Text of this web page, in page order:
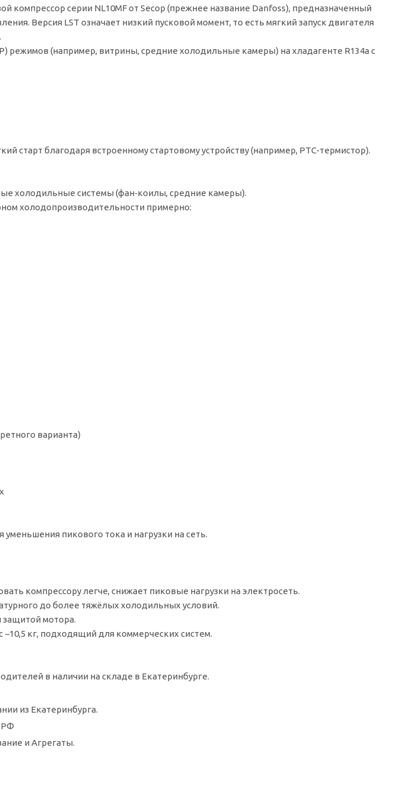
компрессор серии NL10MF от Secop (прежнее название Danfoss), предназначенный
Версия LST означает низкий пусковой момент, то есть мягкий запуск двигателя
режимов (например, витрины, средние холодильные камеры) на хладагенте R134a с
старт благодаря встроенному стартовому устройству (например, PTC‑термистор).
холодильные системы (фан‑коилы, средние камеры).
холодопроизводительности примерно:
варианта)
пикового тока и нагрузки на сеть.
компрессору легче, снижает пиковые нагрузки на электросеть.
до более тяжёлых холодильных условий.
защитой мотора.
кг, подходящий для коммерческих систем.
в наличии на складе в Екатеринбурге.
из Екатеринбурга.
РФ
и Агрегаты.